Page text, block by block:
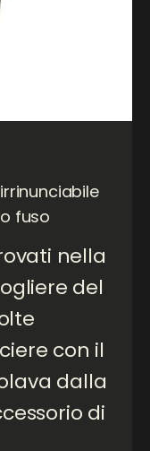
fuso
nella
del
con il
dalla
di